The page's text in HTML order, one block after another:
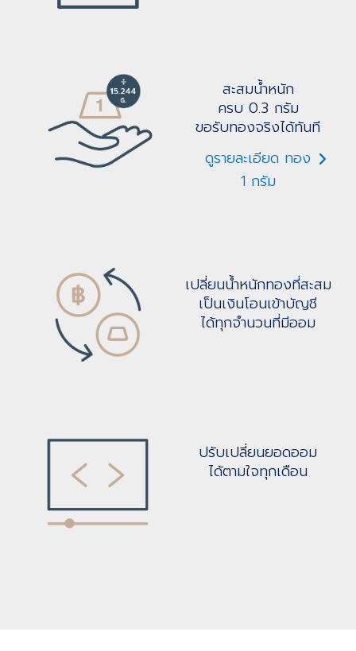
สะสมน้ำหนัก
ครบ 0.3 กรัม
ขอรับทองจริงได้ทันที
ดูรายละเอียด ทอง
1 กรัม
เปลี่ยนน้ำหนักทองที่สะสม
เป็นเงินโอนเข้าบัญชี
ได้ทุกจำนวนที่มีออม
ปรับเปลี่ยนยอดออม
ได้ตามใจทุกเดือน